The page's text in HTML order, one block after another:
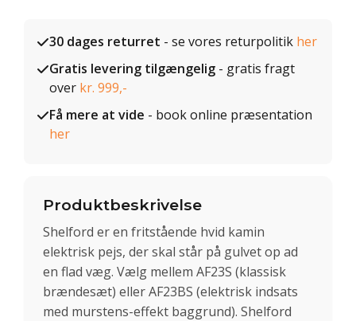
30 dages returret - se vores returpolitik her
Gratis levering tilgængelig - gratis fragt
over kr. 999,-
Få mere at vide - book online præsentation
her
Produktbeskrivelse
Shelford er en fritstående hvid kamin
elektrisk pejs, der skal står på gulvet op ad
en flad væg. Vælg mellem AF23S (klassisk
brændesæt) eller AF23BS (elektrisk indsats
med murstens-effekt baggrund). Shelford